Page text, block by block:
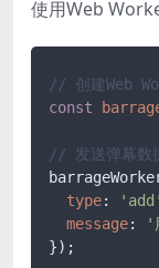
使用Web
// 创建Web
const
// 发送弹幕数
type: 'add'
message:
'
});